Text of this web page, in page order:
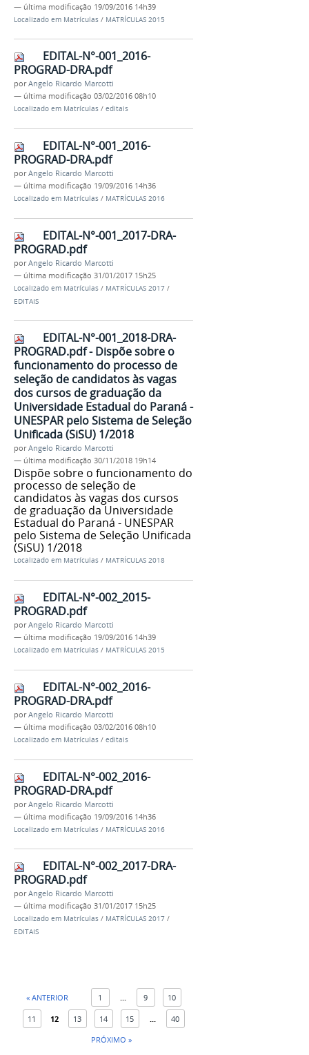
— última modificação 19/09/2016 14h39
Localizado em Matrículas / MATRÍCULAS 2015
EDITAL-N°-001_2016-
PROGRAD-DRA.pdf
porAngelo Ricardo Marcotti
— última modificação 03/02/2016 08h10
Localizado em Matrículas / editais
EDITAL-N°-001_2016-
PROGRAD-DRA.pdf
porAngelo Ricardo Marcotti
— última modificação 19/09/2016 14h36
Localizado em Matrículas / MATRÍCULAS 2016
EDITAL-N°-001_2017-DRA-
PROGRAD.pdf
porAngelo Ricardo Marcotti
— última modificação 31/01/2017 15h25
Localizado em Matrículas / MATRÍCULAS 2017 /
EDITAIS
EDITAL-N°-001_2018-DRA-
PROGRAD.pdf - Dispõe sobre o
funcionamento do processo de
seleção de candidatos às vagas
dos cursos de graduação da
Universidade Estadual do Paraná -
UNESPAR pelo Sistema de Seleção
Unificada (SiSU) 1/2018
porAngelo Ricardo Marcotti
— última modificação 30/11/2018 19h14
Dispõe sobre o funcionamento do
processo de seleção de
candidatos às vagas dos cursos
de graduação da Universidade
Estadual do Paraná - UNESPAR
pelo Sistema de Seleção Unificada
(SiSU) 1/2018
Localizado em Matrículas / MATRÍCULAS 2018
EDITAL-N°-002_2015-
PROGRAD.pdf
porAngelo Ricardo Marcotti
— última modificação 19/09/2016 14h39
Localizado em Matrículas / MATRÍCULAS 2015
EDITAL-N°-002_2016-
PROGRAD-DRA.pdf
porAngelo Ricardo Marcotti
— última modificação 03/02/2016 08h10
Localizado em Matrículas / editais
EDITAL-N°-002_2016-
PROGRAD-DRA.pdf
porAngelo Ricardo Marcotti
— última modificação 19/09/2016 14h36
Localizado em Matrículas / MATRÍCULAS 2016
EDITAL-N°-002_2017-DRA-
PROGRAD.pdf
porAngelo Ricardo Marcotti
— última modificação 31/01/2017 15h25
Localizado em Matrículas / MATRÍCULAS 2017 /
EDITAIS
« ANTERIOR 1 ... 9 10
11 12 13 14 15 ...
40
PRÓXIMO »